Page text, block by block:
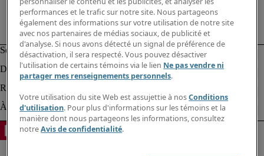
performances et le trafic sur notre site. Nous partageons
également des informations sur votre utilisation de notre site
avec nos partenaires de médias sociaux, de publicité et
d'analyse. Si nous avons détecté un signal de préférence de
désactivation, il sera respecté. Vous pouvez désactiver
l'utilisation de certains témoins via le lien Ne pas vendre ni
partager mes renseignements personnels.
Votre utilisation du site Web est assujettie à nosConditions
d'utilisation. Pour plus d'informations sur les témoins et la
manière dont nous partageons les informations, consultez
notreAvis de confidentialité.